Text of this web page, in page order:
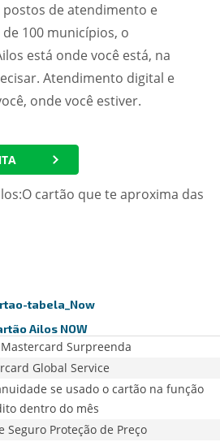
postos de atendimento e
100 municípios, o
está onde você está, na
Atendimento digital e
onde você estiver.
Ailos NOW
Surpreenda
Global Service
se usado o cartão na função
dentro do mês
Seguro Proteção de Preço